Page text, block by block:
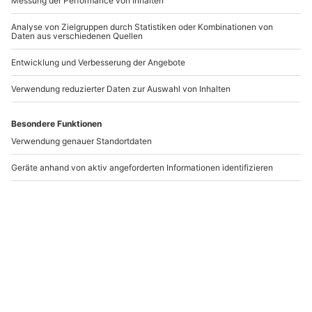
Kleiderschrank Check
Dresden
Dresden
1 Person
113,90 CHF
Kleiderschrank Check
Halle
113,90 CHF